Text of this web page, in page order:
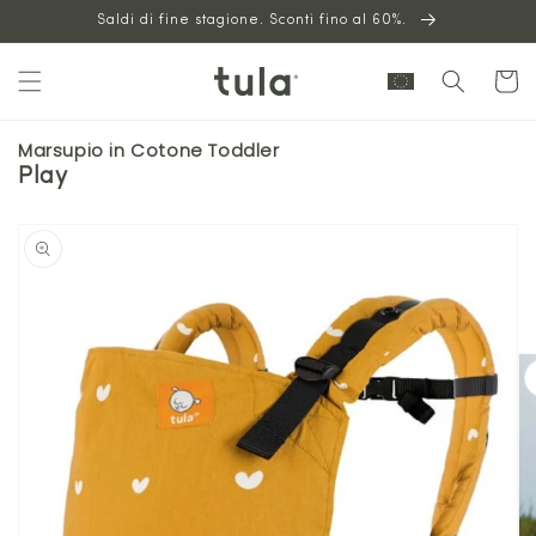
contenuto
Saldi di fine stagione. Sconti fino al 60%.
Carrello
Marsupio in Cotone Toddler
Play
informazioni